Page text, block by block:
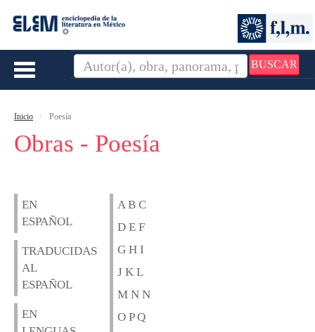
BUSCAR
Toggle
Inicio Poesía
Obras - Poesía
EN
ESPAÑOL
TRADUCIDAS
AL
ESPAÑOL
EN
A B C
D E F
G H I
J K L
M N N
O P Q